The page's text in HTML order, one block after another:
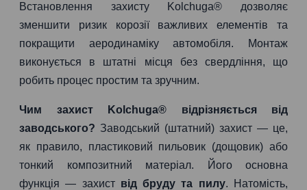
Встановлення захисту Kolchuga® дозволяє
зменшити ризик корозії важливих елементів та
покращити аеродинаміку автомобіля. Монтаж
виконується в штатні місця без свердління, що
робить процес простим та зручним.
Чим захист Kolchuga® відрізняється від
заводського? Заводський (штатний) захист — це,
як правило, пластиковий пильовик (дощовик) або
тонкий композитний матеріал. Його основна
функція — захист від бруду та пилу. Натомість,